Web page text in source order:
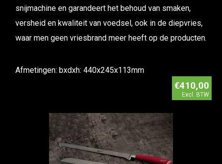
snijmachine en garandeert het behoud van smaken,
versheid en kwaliteit van voedsel, ook in de diepvries,
waar men geen vriesbrand meer heeft op de producten.
Afmetingen: bxdxh: 440x245x113mm
€410,00
Excl. BTW